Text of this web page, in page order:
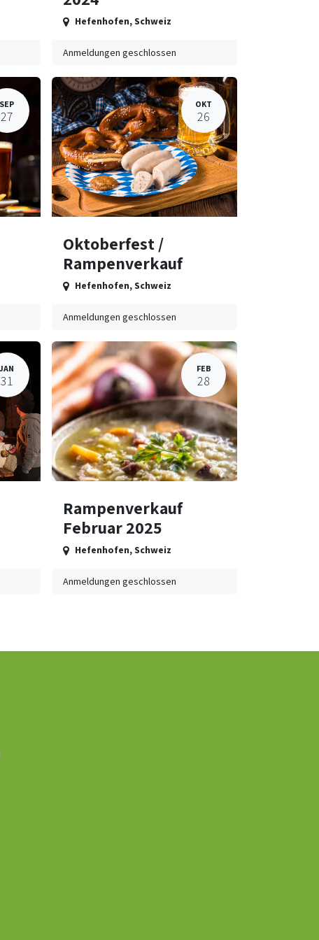
Hefenhofen,Schweiz
Anmeldungen geschlossen
SEP
27
OKT
26
Oktoberfest /
Rampenverkauf
Hefenhofen,Schweiz
Anmeldungen geschlossen
JAN
31
FEB
28
Rampenverkauf
Februar 2025
Hefenhofen,Schweiz
Anmeldungen geschlossen